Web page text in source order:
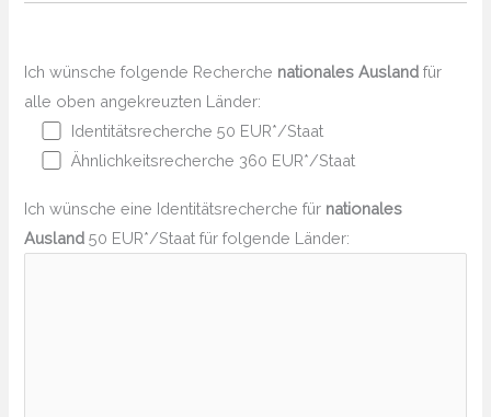
Ich wünsche folgende Recherche nationales Ausland für
alle oben angekreuzten Länder:
Identitätsrecherche 50 EUR*/Staat
Ähnlichkeitsrecherche 360 EUR*/Staat
Ich wünsche eine Identitätsrecherche für nationales
Ausland 50 EUR*/Staat für folgende Länder: